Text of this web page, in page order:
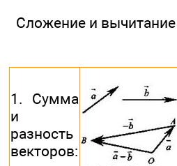
Сложение и вычитание
1. Сумма
и
разность
векторов: